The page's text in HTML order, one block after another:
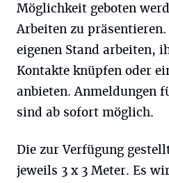
Möglichkeit geboten
Arbeiten zu präsentieren.
eigenen Stand arbeiten,
Kontakte knüpfen oder
anbieten. Anmeldungen
sind ab sofort möglich.
Die zur Verfügung
jeweils 3 x 3 Meter. Es